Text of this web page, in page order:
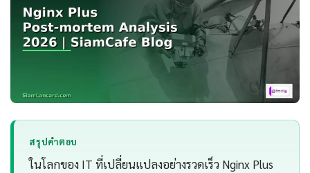
สรุปคำตอบ
ในโลกของ IT ที่เปลี่ยนแปลงอย่างรวดเร็ว Nginx Plus